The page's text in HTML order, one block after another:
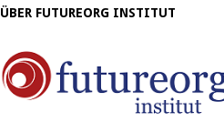
ÜBER FUTUREORG INSTITUT